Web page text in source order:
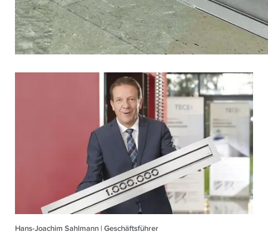
Hans-Joachim Sahlmann | Geschäftsführer